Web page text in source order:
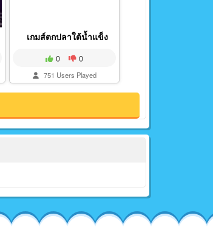
เกมส์ตกปลาใต้น้ำแข็ง
0 0
751 Users Played